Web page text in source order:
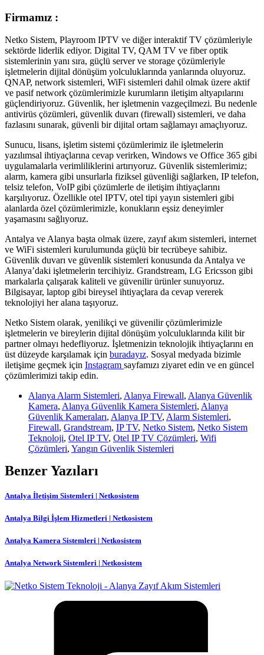
Firmamız :
Netko Sistem, Playroom IPTV ve diğer interaktif TV çözümleriyle
sektörde liderlik ediyor. Digital TV, QAM TV ve fiber optik
sistemlerinin yanı sıra, güçlü server ve storage çözümleriyle
işletmelerin dijital dönüşüm yolculuklarında yanlarında oluyoruz.
QNAP, network sistemleri, WiFi sistemleri dahil olmak üzere aktif
ve pasif network çözümlerimizle kurumların iletişim altyapılarını
güçlendiriyoruz. Güvenlik, her işletmenin vazgeçilmezi. Bu nedenle
antivirüs çözümleri, güvenlik duvarı (firewall) sistemleri, ve daha
fazlasını sunarak, güvenli bir dijital ortam sağlamayı amaçlıyoruz.
Sunucu, lisans, işletim sistemi çözümlerimiz ile işletmelerin
yazılımsal ihtiyaçlarına cevap verirken, Windows ve Office 365 gibi
uygulamalarla verimliliklerini artırıyoruz. Güvenlik sistemlerimiz;
alarm, kamera gibi unsurlarla fiziksel güvenliği sağlarken, IP telefon,
telsiz telefon, VoIP gibi çözümlerle de iletişim ihtiyaçlarını
karşılıyoruz. Özellikle otel IPTV, otel tipi yayın sistemleri gibi
alanlarda özel çözümlerimizle, konukların eşsiz deneyimler
yaşamasını sağlıyoruz.
Antalya ve Alanya başta olmak üzere, zayıf akım sistemleri, internet
ve WiFi sistemleri kurulumunda güçlü bir tecrübeye sahibiz.
Güvenlik duvarı ve güvenlik sistemleri konusunda da Antalya ve
Alanya’daki işletmelerin tercihiyiz. Grandstream, LG Ericsson gibi
markalarla çalışarak kaliteli ve güvenilir ürünler sunuyoruz.
Bilgisayar, laptop gibi bireysel ihtiyaçlara da cevap vererek
teknolojiyi her alana taşıyoruz.
Netko Sistem olarak, yenilikçi ve güvenilir çözümlerimizle
işletmelerin ve bireylerin dijital dönüşüm yolculuklarında kilit bir
partner olmayı hedefliyoruz. İşletmenizin teknolojik ihtiyaçlarını en
üst düzeyde karşılamak için buradayız. Sosyal medyada bizimle
iletişime geçmek için Instagram sayfamızı ziyaret edin ve en güncel
çözümlerimizi takip edin.
Alanya Alarm Sistemleri, Alanya Firewall, Alanya Güvenlik
Kamera, Alanya Güvenlik Kamera Sistemleri, Alanya
Güvenlik Kameraları, Alanya IP TV, Alarm Sistemleri,
Firewall, Grandstream, IP TV, Netko Sistem, Netko Sistem
Teknoloji, Otel IP TV, Otel IP TV Çözümleri, Wifi
Çözümleri, Yangın Güvenlik Sistemleri
Benzer Yazıları
Antalya İletişim Sistemleri | Netkosistem
Antalya Bilgi İşlem Hizmetleri | Netkosistem
Antalya Kamera Sistemleri | Netkosistem
Antalya Network Sistemleri | Netkosistem